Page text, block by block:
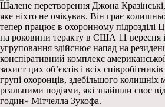
Шалене перетворення Джона
яке ніхто не очікував. Він грає
тепер працює в охоронному підрозділі
на роковини теракту в США 11 вересня
угруповання здійснює напад на
конспіративний комплекс
захист цих об’єктів і всіх
групі охоронців, здебільшого колишніх
реальними подіями, які знайшли своє
годин» Мітчелла Зукофа.